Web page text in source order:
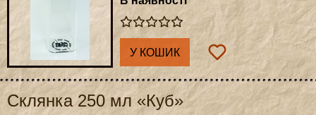
У КОШИК
Склянка 250 мл «Куб»